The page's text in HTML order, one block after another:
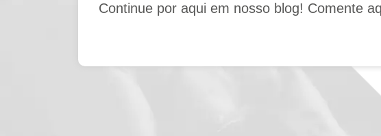
Continue por aqui em nosso blog! Comente